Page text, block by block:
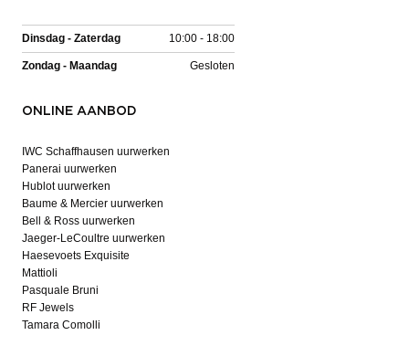
Dinsdag - Zaterdag 10:00 - 18:00
Zondag - Maandag Gesloten
ONLINE AANBOD
IWC Schaffhausen uurwerken
Panerai uurwerken
Hublot uurwerken
Baume & Mercier uurwerken
Bell & Ross uurwerken
Jaeger-LeCoultre uurwerken
Haesevoets Exquisite
Mattioli
Pasquale Bruni
RF Jewels
Tamara Comolli